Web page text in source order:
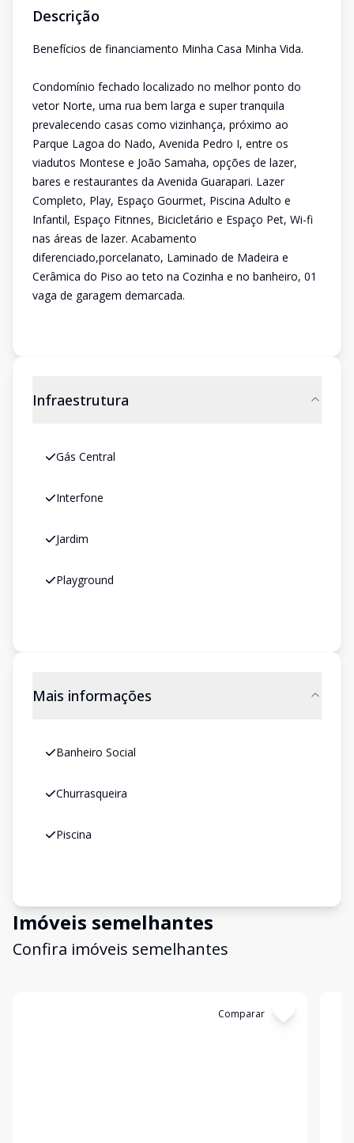
Descrição
Benefícios de financiamento Minha Casa Minha Vida.
Condomínio fechado localizado no melhor ponto do
vetor Norte, uma rua bem larga e super tranquila
prevalecendo casas como vizinhança, próximo ao
Parque Lagoa do Nado, Avenida Pedro I, entre os
viadutos Montese e João Samaha, opções de lazer,
bares e restaurantes da Avenida Guarapari. Lazer
Completo, Play, Espaço Gourmet, Piscina Adulto e
Infantil, Espaço Fitnnes, Bicicletário e Espaço Pet, Wi-fi
nas áreas de lazer. Acabamento
diferenciado,porcelanato, Laminado de Madeira e
Cerâmica do Piso ao teto na Cozinha e no banheiro, 01
vaga de garagem demarcada.
Infraestrutura
Gás Central
Interfone
Jardim
Playground
Mais informações
Banheiro Social
Churrasqueira
Piscina
Imóveis semelhantes
Confira imóveis semelhantes
Comparar